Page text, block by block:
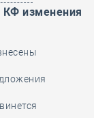
КФ изменения